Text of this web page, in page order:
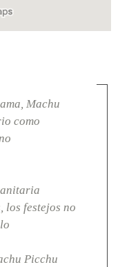
Machu
como
festejos no
Picchu